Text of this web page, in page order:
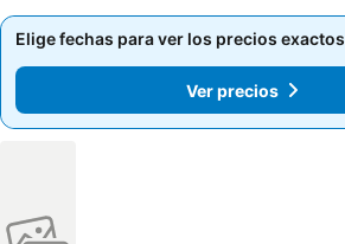
Elige fechas para ver los precios exactos
Ver precios
Elige fechas para ver los precios exactos
Ver precios